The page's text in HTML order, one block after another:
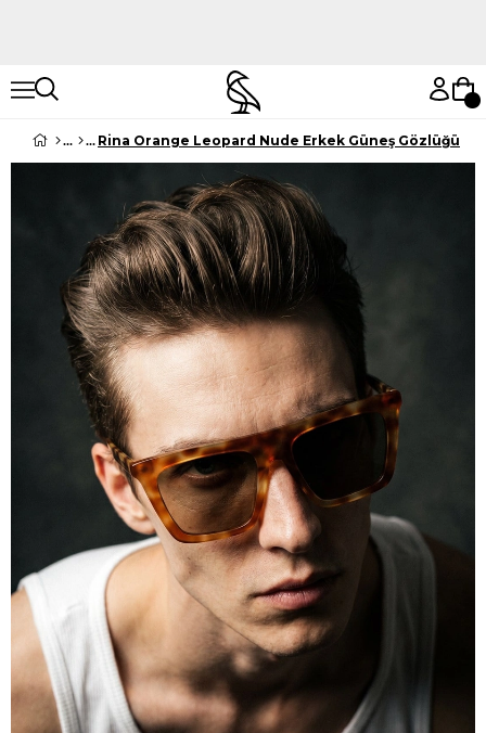
Rina Orange Leopard Nude Erkek Güneş Gözlüğü